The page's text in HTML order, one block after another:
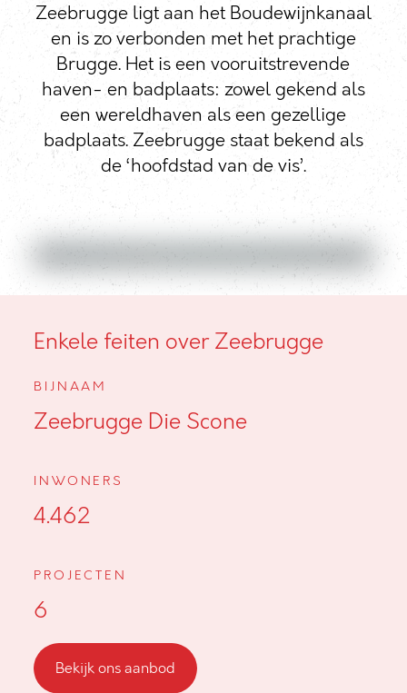
Zeebrugge ligt aan het Boudewijnkanaal
en is zo verbonden met het prachtige
Brugge. Het is een vooruitstrevende
haven- en badplaats: zowel gekend als
een wereldhaven als een gezellige
badplaats. Zeebrugge staat bekend als
de ‘hoofdstad van de vis’.
Enkele feiten over Zeebrugge
BIJNAAM
Zeebrugge Die Scone
INWONERS
4.462
PROJECTEN
6
Bekijk ons aanbod